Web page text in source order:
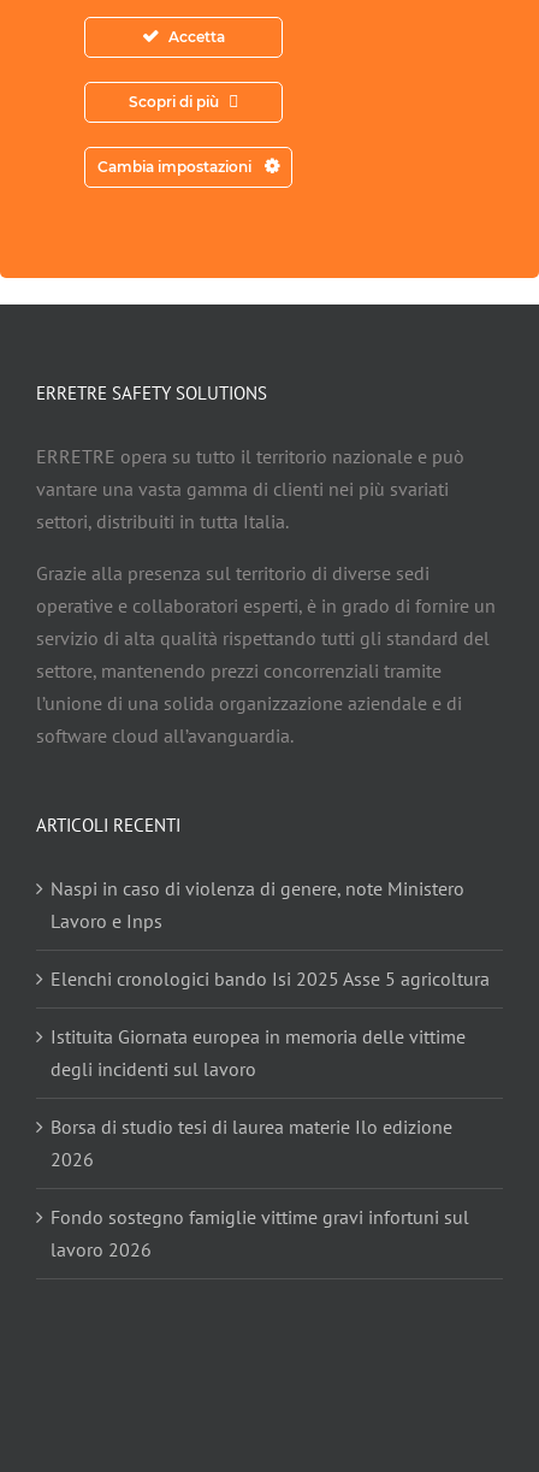
Acconsento all’archiviazione dei miei
dati secondo l’Informativa sulla Privacy
ERRETRE SAFETY SOLUTIONS
ERRETRE opera su tutto il territorio nazionale e può
vantare una vasta gamma di clienti nei più svariati
settori, distribuiti in tutta Italia.
Grazie alla presenza sul territorio di diverse sedi
operative e collaboratori esperti, è in grado di fornire un
servizio di alta qualità rispettando tutti gli standard del
settore, mantenendo prezzi concorrenziali tramite
l’unione di una solida organizzazione aziendale e di
software cloud all’avanguardia.
ARTICOLI RECENTI
Naspi in caso di violenza di genere, note Ministero
Lavoro e Inps
Elenchi cronologici bando Isi 2025 Asse 5 agricoltura
Istituita Giornata europea in memoria delle vittime
degli incidenti sul lavoro
Borsa di studio tesi di laurea materie Ilo edizione
2026
Fondo sostegno famiglie vittime gravi infortuni sul
lavoro 2026
Accetta
Scopri di più
Cambia impostazioni